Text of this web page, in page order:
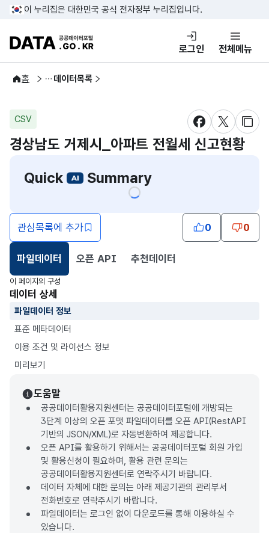
콘텐츠 바로가기
푸터 바로가기
이 누리집은 대한민국 공식 전자정부 누리집입니다.
DATA.GO.KR 공공데이터포털
로그인 전체메뉴
홈
공공데이터 데이터목록
CSV
새창 열림새창 열림
새창
경상남도 거제시_아파트 전월세 신고현황
Quick
Summary
관심목록에 추가 0 0
파일데이터
선택됨
오픈 API 추천데이터
이 페이지의 구성
데이터 상세
파일데이터 정보
표준 메타데이터
이용 조건 및 라이선스 정보
미리보기
도움말
공공데이터활용지원센터는 공공데이터포털에 개방되는
3단계 이상의 오픈 포맷 파일데이터를 오픈 API(RestAPI
기반의 JSON/XML)로 자동변환하여 제공합니다.
오픈 API를 활용하기 위해서는 공공데이터포털 회원 가입
및 활용신청이 필요하며, 활용 관련 문의는
공공데이터활용지원센터로 연락주시기 바랍니다.
데이터 자체에 대한 문의는 아래 제공기관의 관리부서
전화번호로 연락주시기 바랍니다.
파일데이터는 로그인 없이 다운로드를 통해 이용하실 수
있습니다.